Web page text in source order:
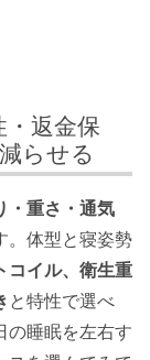
・返金保
らせる
・重さ・通気
。体型と寝姿勢
コイル、衛生重
と特性で選べ
の睡眠を左右す